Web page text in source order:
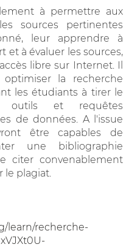
à permettre aux
sources pertinentes
leur apprendre à
et à évaluer les sources,
libre sur Internet. Il
la recherche
les étudiants à tirer le
outils et requêtes
de données. A l'issue
être capables de
une bibliographie
citer convenablement
le plagiat.
learn/recherche-